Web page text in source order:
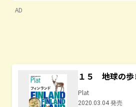
AD
１５ 地球の
Plat
2020.03.04 発売